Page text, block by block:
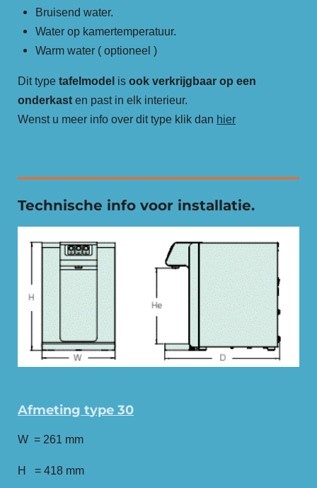
Bruisend water.
Water op kamertemperatuur.
Warm water ( optioneel )
Dit type tafelmodel is ook verkrijgbaar op een
onderkast en past in elk interieur.
Wenst u meer info over dit type klik dan hier
Technische info voor installatie.
Afmeting type 30
W = 261 mm
H = 418 mm